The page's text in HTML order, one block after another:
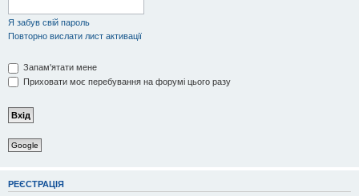
Я забув свій пароль
Повторно вислати лист активації
Запам'ятати мене
Приховати моє перебування на форумі цього разу
Google
РЕЄСТРАЦІЯ